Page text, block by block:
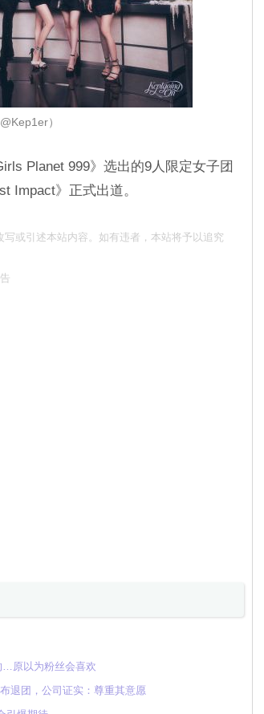
）
Planet 999》选出的9人限定女子团
Impact》正式出道。
或引述本站内容。如有违者，本站将予以追究
…原以为粉丝会喜欢
退团，公司证实：尊重其意愿